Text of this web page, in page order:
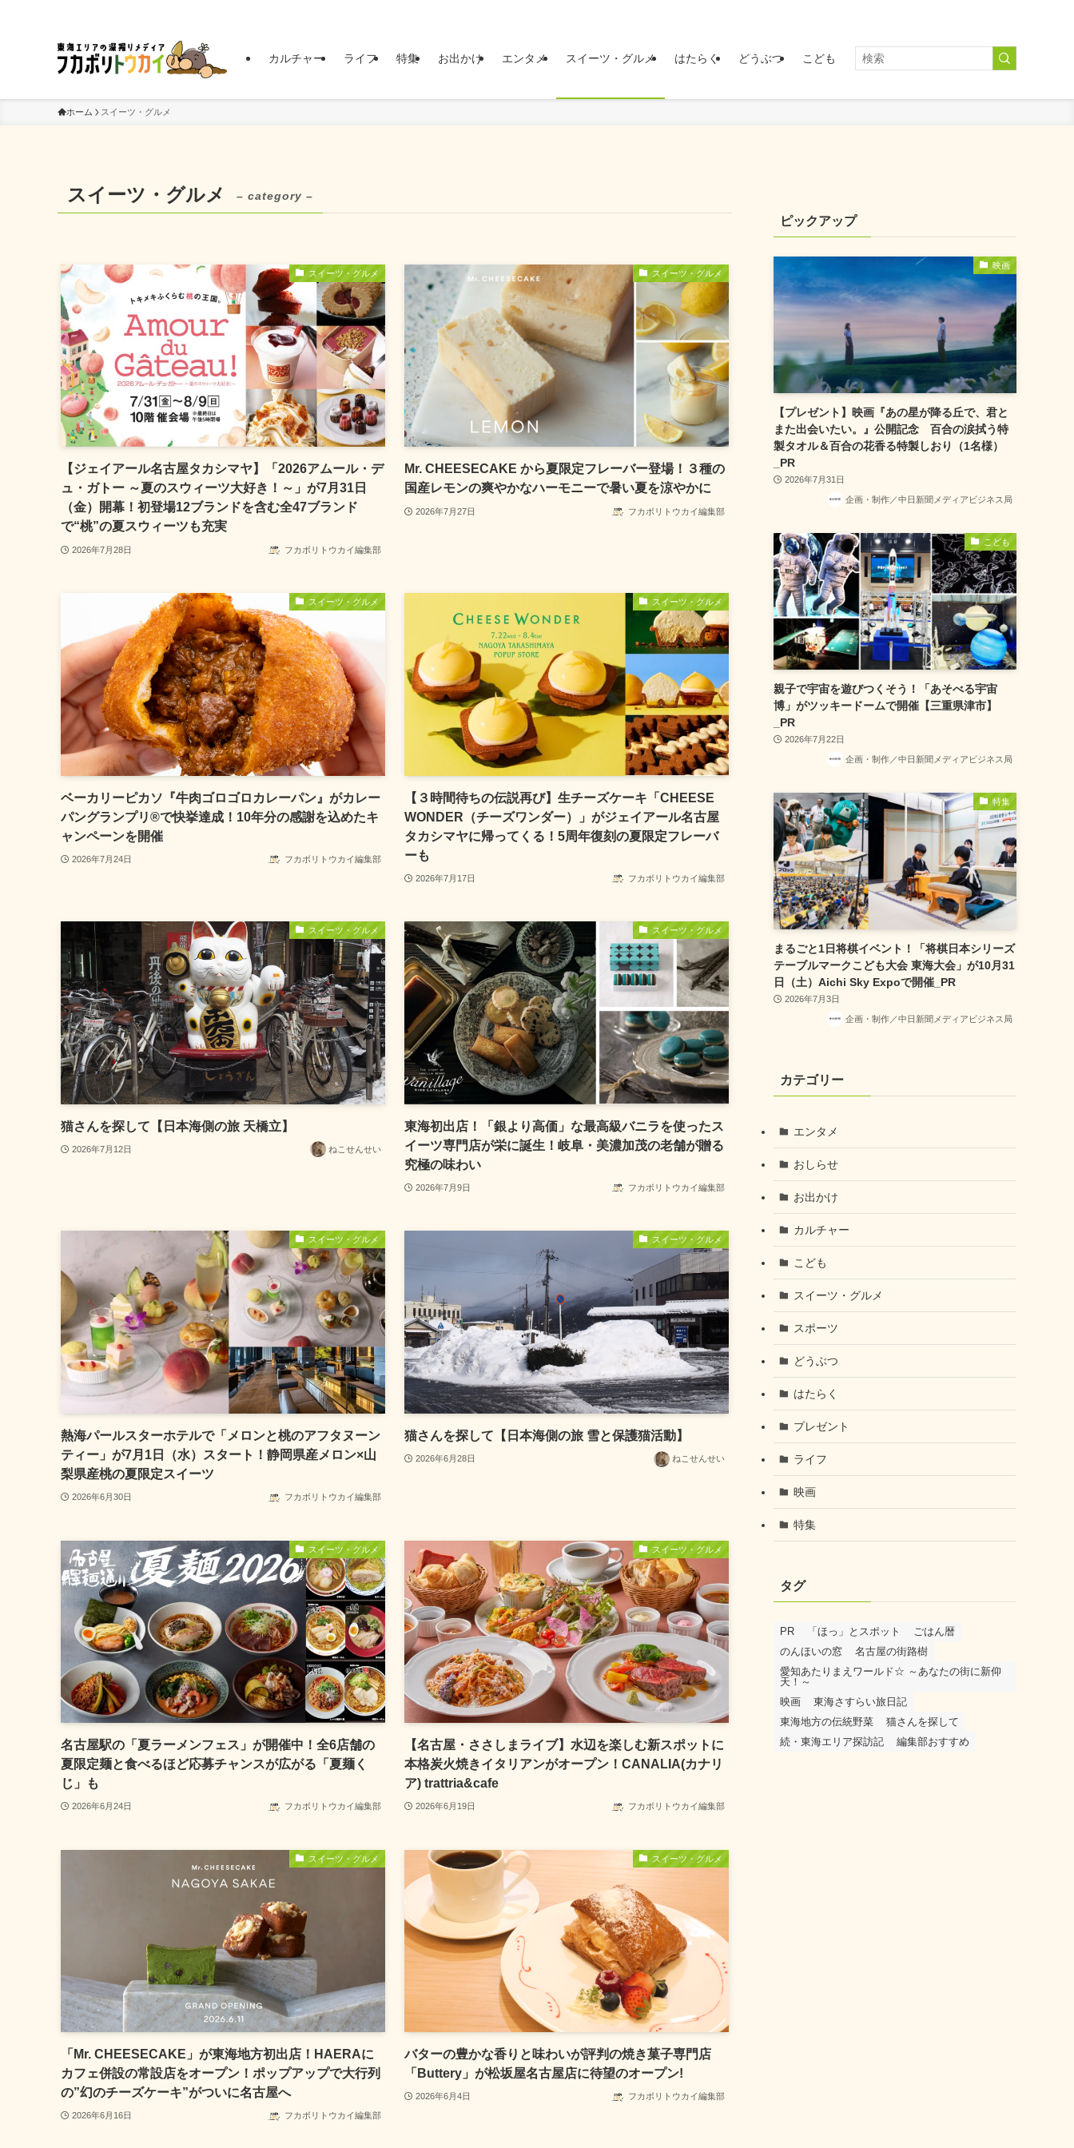
カルチャー ライフ 特集 お出かけ エンタメ スイーツ・グルメ はたらく どうぶつ こども
ホーム スイーツ・グルメ
スイーツ・グルメ – category –
スイーツ・グルメ
【ジェイアール名古屋タカシマヤ】「2026アムール・デ
ュ・ガトー ～夏のスウィーツ大好き！～」が7月31日
（金）開幕！初登場12ブランドを含む全47ブランド
で“桃”の夏スウィーツも充実
2026年7月28日 フカボリトウカイ編集部
スイーツ・グルメ
Mr. CHEESECAKE から夏限定フレーバー登場！３種の
国産レモンの爽やかなハーモニーで暑い夏を涼やかに
2026年7月27日 フカボリトウカイ編集部
スイーツ・グルメ
ベーカリーピカソ『牛肉ゴロゴロカレーパン』がカレー
パングランプリ®で快挙達成！10年分の感謝を込めたキ
ャンペーンを開催
2026年7月24日 フカボリトウカイ編集部
スイーツ・グルメ
【３時間待ちの伝説再び】生チーズケーキ「CHEESE
WONDER（チーズワンダー）」がジェイアール名古屋
タカシマヤに帰ってくる！5周年復刻の夏限定フレーバ
ーも
2026年7月17日 フカボリトウカイ編集部
スイーツ・グルメ
猫さんを探して【日本海側の旅 天橋立】
2026年7月12日 ねこせんせい
スイーツ・グルメ
東海初出店！「銀より高価」な最高級バニラを使ったス
イーツ専門店が栄に誕生！岐阜・美濃加茂の老舗が贈る
究極の味わい
2026年7月9日 フカボリトウカイ編集部
スイーツ・グルメ
熱海パールスターホテルで「メロンと桃のアフタヌーン
ティー」が7月1日（水）スタート！静岡県産メロン×山
梨県産桃の夏限定スイーツ
2026年6月30日 フカボリトウカイ編集部
スイーツ・グルメ
猫さんを探して【日本海側の旅 雪と保護猫活動】
2026年6月28日 ねこせんせい
スイーツ・グルメ
名古屋駅の「夏ラーメンフェス」が開催中！全6店舗の
夏限定麺と食べるほど応募チャンスが広がる「夏麺く
じ」も
2026年6月24日 フカボリトウカイ編集部
スイーツ・グルメ
【名古屋・ささしまライブ】水辺を楽しむ新スポットに
本格炭火焼きイタリアンがオープン！CANALIA(カナリ
ア) trattria&cafe
2026年6月19日 フカボリトウカイ編集部
スイーツ・グルメ
「Mr. CHEESECAKE」が東海地方初出店！HAERAに
カフェ併設の常設店をオープン！ポップアップで大行列
の”幻のチーズケーキ”がついに名古屋へ
2026年6月16日 フカボリトウカイ編集部
スイーツ・グルメ
バターの豊かな香りと味わいが評判の焼き菓子専門店
「Buttery」が松坂屋名古屋店に待望のオープン!
2026年6月4日 フカボリトウカイ編集部
ピックアップ
映画
【プレゼント】映画『あの星が降る丘で、君と
また出会いたい。』公開記念 百合の涙拭う特
製タオル＆百合の花香る特製しおり（1名様）
_PR
2026年7月31日
企画・制作／中日新聞メディアビジネス局
こども
親子で宇宙を遊びつくそう！「あそべる宇宙
博」がツッキードームで開催【三重県津市】
_PR
2026年7月22日
企画・制作／中日新聞メディアビジネス局
特集
まるごと1日将棋イベント！「将棋日本シリーズ
テーブルマークこども大会 東海大会」が10月31
日（土）Aichi Sky Expoで開催_PR
2026年7月3日
企画・制作／中日新聞メディアビジネス局
カテゴリー
エンタメ
おしらせ
お出かけ
カルチャー
こども
スイーツ・グルメ
スポーツ
どうぶつ
はたらく
プレゼント
ライフ
映画
特集
タグ
PR 「ほっ」とスポット
ごはん暦
のんほいの窓
名古屋の街路樹
愛知あたりまえワールド☆ ～あなたの街に新仰
天！～
映画
東海さすらい旅日記
東海地方の伝統野菜
猫さんを探して
続・東海エリア探訪記
編集部おすすめ